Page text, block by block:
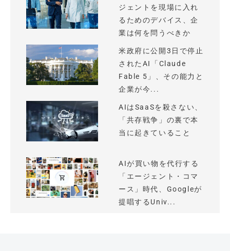
ジェントを現場に入れ
るためのデバイス、企
業は何を問うべきか
米政府に公開3日で停止
されたAI「Claude
Fable 5」、その能力と
企業が今...
AIはSaaSを殺さない、
「共存戦争」の裏で本
当に起きていること
AIが買い物を代行する
「エージェント・コマ
ース」時代、Googleが
提唱するUniv...